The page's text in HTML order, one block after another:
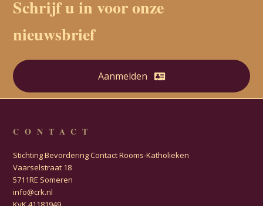
Schrijf u in voor onze
nieuwsbrief
Aanmelden
CONTACT
Stichting Bevordering Contact Rooms-Katholieken
Vaarselstraat 18
5711RE Someren
info@crk.nl